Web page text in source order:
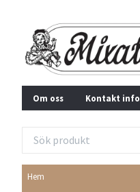
Om oss Kontakt info
Hem